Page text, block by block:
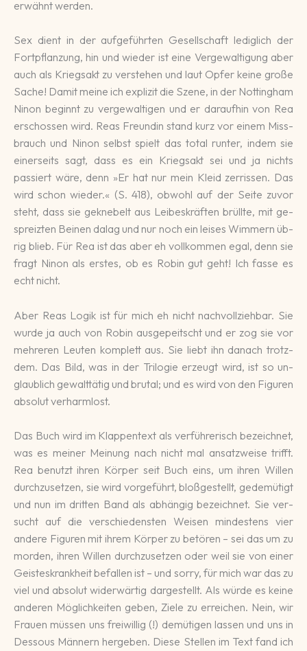
er­wähnt werden.
Sex dient in der auf­geführ­ten Ge­sell­schaft ledig­lich der
Fort­pflan­zung, hin und wieder ist eine Ver­gewal­ti­gung aber
auch als Kriegs­akt zu ver­stehen und laut Opfer keine gro­ße
Sache! Damit meine ich ex­pli­zit die Szene, in der Notting­ham
Ninon be­ginnt zu ver­gewal­ti­gen und er darauf­hin von Rea
er­schossen wird. Reas Freun­din stand kurz vor einem Miss­
brauch und Ninon selbst spielt das total runter, indem sie
einer­seits sagt, dass es ein Kriegs­akt sei und ja nichts
passiert wäre, denn »Er hat nur mein Kleid zer­rissen. Das
wird schon wie­der.« (S. 418), ob­wohl auf der Seite zuvor
steht, dass sie ge­kne­belt aus Lei­bes­kräf­ten brüllte, mit ge­
spreiz­ten Beinen da­lag und nur noch ein leises Wimmern üb­
rig blieb. Für Rea ist das aber eh voll­kommen egal, denn sie
fragt Ninon als erstes, ob es Robin gut geht! Ich fasse es
echt nicht.
Aber Reas Logik ist für mich eh nicht nach­voll­ziehbar. Sie
wurde ja auch von Robin aus­ge­peitscht und er zog sie vor
mehre­ren Leuten kom­plett aus. Sie liebt ihn danach trotz­
dem. Das Bild, was in der Tri­lo­gie er­zeugt wird, ist so un­
glaub­lich gewalt­tätig und bru­tal; und es wird von den Figuren
abso­lut ver­harm­lost.
Das Buch wird im Klappen­text als ver­führe­risch be­zeich­net,
was es meiner Meinung nach nicht mal an­satz­weise trifft.
Rea benutzt ihren Körper seit Buch eins, um ihren Willen
durch­zu­setzen, sie wird vor­ge­führt, bloß­ge­stellt, ge­de­mütigt
und nun im dritten Band als ab­hängig be­zeichnet. Sie ver­
sucht auf die ver­schie­dens­ten Weisen min­destens vier
ande­re Figuren mit ihrem Körper zu be­tören – sei das um zu
morden, ihren Willen durch­zu­setzen oder weil sie von einer
Geis­tes­krank­heit befallen ist – und sorry, für mich war das zu
viel und abso­lut wider­wär­tig dar­ge­stellt. Als würde es keine
ande­ren Mög­lich­kei­ten geben, Ziele zu er­reichen. Nein, wir
Frauen müssen uns frei­willig (!) de­mü­tigen lassen und uns in
Dessous Männern her­geben. Diese Stellen im Text fand ich